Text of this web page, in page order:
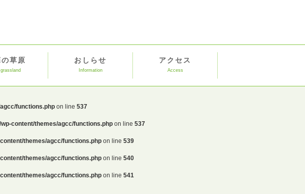
の草原 おしらせ
Information
アクセス
Access
functions.php on line 537
content/themes/agcc/functions.php on line 537
themes/agcc/functions.php on line 539
themes/agcc/functions.php on line 540
themes/agcc/functions.php on line 541